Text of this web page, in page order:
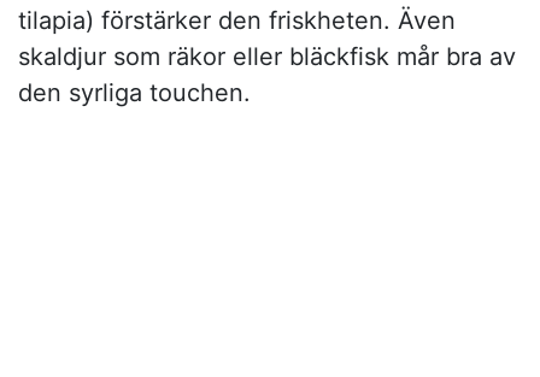
tilapia) förstärker den friskheten. Även
skaldjur som räkor eller bläckfisk mår bra av
den syrliga touchen.